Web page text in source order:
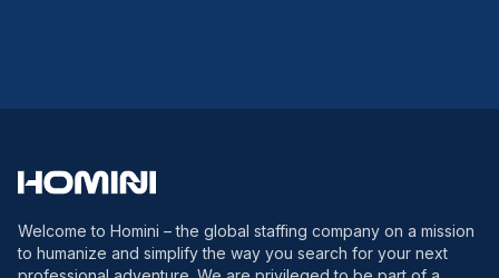
Welcome to Homini – the global staffing company on a mission
to humanize and simplify the way you search for your next